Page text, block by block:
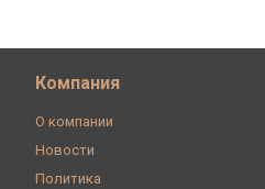
Компания
О компании
Новости
Политика